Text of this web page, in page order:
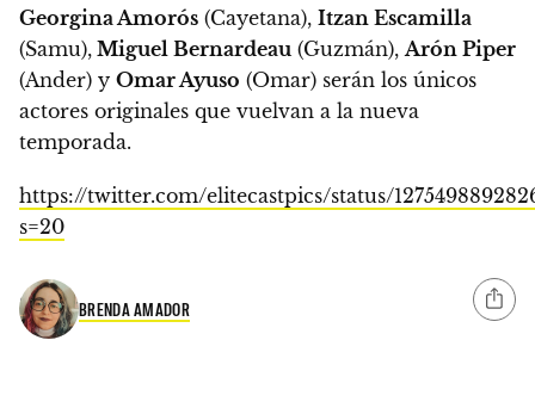
Georgina Amorós (Cayetana), Itzan Escamilla
(Samu), Miguel Bernardeau (Guzmán), Arón Piper
(Ander) y Omar Ayuso (Omar) serán los únicos
actores originales que vuelvan a la nueva
temporada.
https://twitter.com/elitecastpics/status/
s=20
BRENDA AMADOR